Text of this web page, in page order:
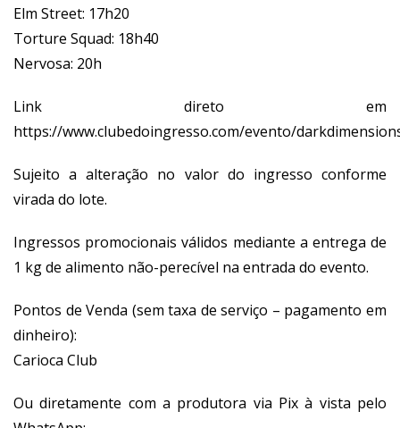
Elm Street: 17h20
Torture Squad: 18h40
Nervosa: 20h
Link direto em
https://www.clubedoingresso.com/evento/
Sujeito a alteração no valor do ingresso conforme
virada do lote.
Ingressos promocionais válidos mediante a entrega de
1 kg de alimento não-perecível na entrada do evento.
Pontos de Venda (sem taxa de serviço – pagamento em
dinheiro):
Carioca Club
Ou diretamente com a produtora via Pix à vista pelo